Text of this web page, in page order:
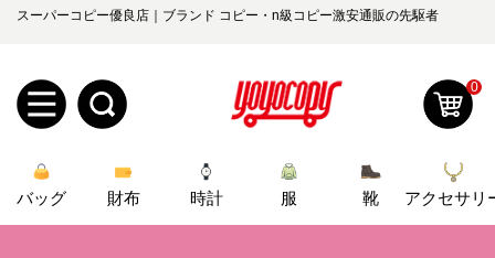
スーパーコピー優良店｜ブランド コピー・n級コピー激安通販の先駆者
規
ロ
0
バッグ 財布 時計 服 靴
アクセサリ